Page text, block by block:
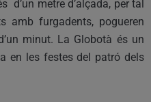
d’un metre d’alçada, per tal
amb furgadents, pogueren
minut. La Globotà és un
en les festes del patró dels